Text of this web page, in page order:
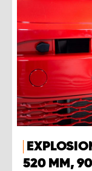
520 MM,